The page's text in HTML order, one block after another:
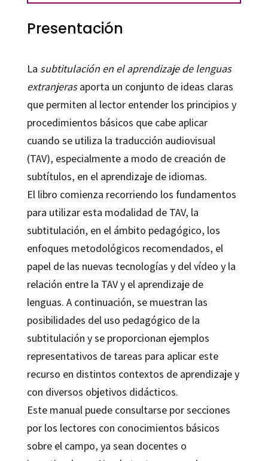
cantidad
Presentación
La subtitulación en el aprendizaje de lenguas
extranjerasaporta un conjunto de ideas claras
que permiten al lector entender los principios y
procedimientos básicos que cabe aplicar
cuando se utiliza la traducción audiovisual
(TAV), especialmente a modo de creación de
subtítulos, en el aprendizaje de idiomas.
El libro comienza recorriendo los fundamentos
para utilizar esta modalidad de TAV, la
subtitulación, en el ámbito pedagógico, los
enfoques metodológicos recomendados, el
papel de las nuevas tecnologías y del vídeo y la
relación entre la TAV y el aprendizaje de
lenguas. A continuación, se muestran las
posibilidades del uso pedagógico de la
subtitulación y se proporcionan ejemplos
representativos de tareas para aplicar este
recurso en distintos contextos de aprendizaje y
con diversos objetivos didácticos.
Este manual puede consultarse por secciones
por los lectores con conocimientos básicos
sobre el campo, ya sean docentes o